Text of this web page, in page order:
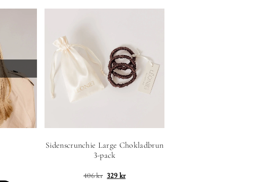
Sidenscrunchie Large Chokladbrun
3-pack
406kr 329 kr